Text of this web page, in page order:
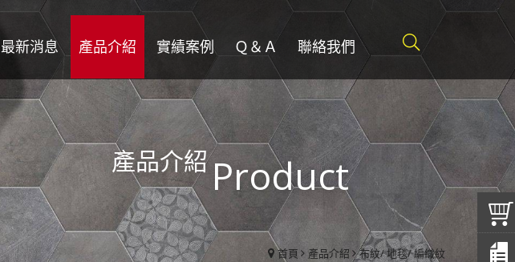
最新消息 產品介紹 實績案例 Ｑ＆Ａ 聯絡我們
Product
產品介紹
首頁 產品介紹 布紋/ 地毯/ 編織紋